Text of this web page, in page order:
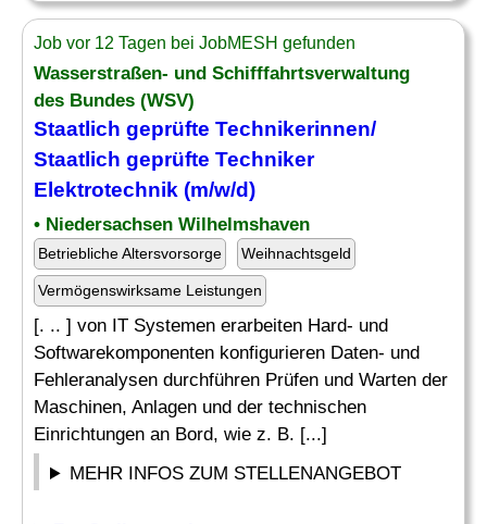
Job vor 12 Tagen bei JobMESH gefunden
Wasserstraßen- und Schifffahrtsverwaltung
des Bundes (WSV)
Staatlich geprüfte Technikerinnen/
Staatlich geprüfte Techniker
Elektrotechnik (m/w/d)
• Niedersachsen Wilhelmshaven
Betriebliche Altersvorsorge Weihnachtsgeld
Vermögenswirksame Leistungen
[. .. ] von IT Systemen erarbeiten Hard- und
Softwarekomponenten konfigurieren Daten- und
Fehleranalysen durchführen Prüfen und Warten der
Maschinen, Anlagen und der technischen
Einrichtungen an Bord, wie z. B. [...]
MEHR INFOS ZUM STELLENANGEBOT